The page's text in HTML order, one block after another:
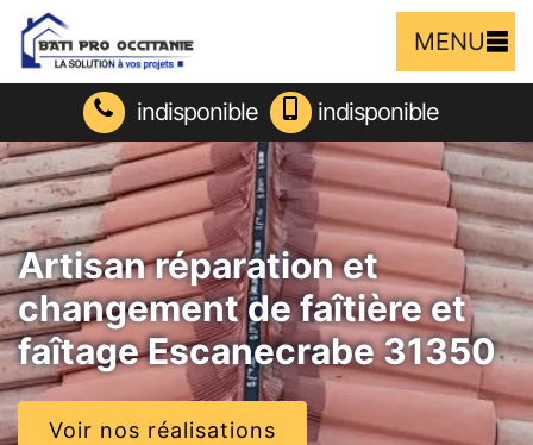
MENU
indisponible indisponible
Artisan réparation et
changement de faîtière et
faîtage Escanecrabe 31350
Voir nos réalisations